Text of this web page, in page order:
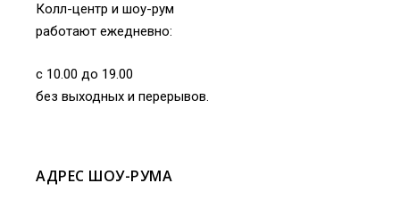
Колл-центр и шоу-рум
работают ежедневно:
с 10.00 до 19.00
без выходных и перерывов.
АДРЕС ШОУ-РУМА